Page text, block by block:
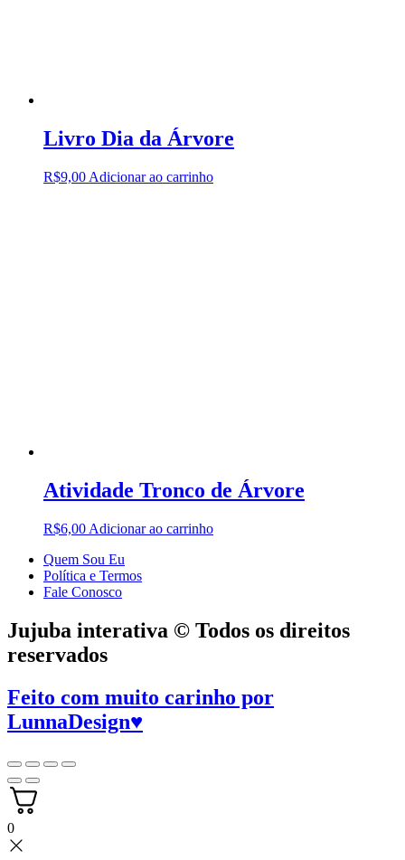
Livro Dia da Árvore
R$9,00 Adicionar ao carrinho
Atividade Tronco de Árvore
R$6,00 Adicionar ao carrinho
Quem Sou Eu
Política e Termos
Fale Conosco
Jujuba interativa © Todos os direitos
reservados
Feito com muito carinho por
LunnaDesign♥
0